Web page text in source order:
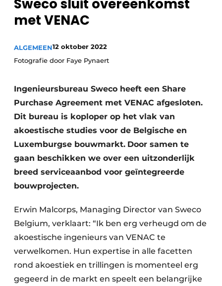
Vacature aanmelden
Vacatures
Video’s
Aanmelden
Contact
Akoestiek
Beton & Staalbouw
BIM
Evenementen
Dak & Gevel
Houtbouw
Keukens
Renovatie
Software
Sweco sluit overeenkomst
met VENAC
ALGEMEEN12 oktober 2022
Fotografie door Faye Pynaert
Ingenieursbureau Sweco heeft een Share
Purchase Agreement met VENAC afgesloten.
Dit bureau is koploper op het vlak van
akoestische studies voor de Belgische en
Luxemburgse bouwmarkt. Door samen te
gaan beschikken we over een uitzonderlijk
breed serviceaanbod voor geïntegreerde
bouwprojecten.
Erwin Malcorps, Managing Director van Sweco
Belgium, verklaart: “Ik ben erg verheugd om de
akoestische ingenieurs van VENAC te
verwelkomen. Hun expertise in alle facetten
rond akoestiek en trillingen is momenteel erg
gegeerd in de markt en speelt een belangrijke